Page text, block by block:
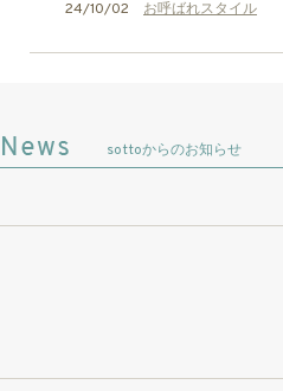
24/10/02 お呼ばれスタイル
sottoからのお知らせ